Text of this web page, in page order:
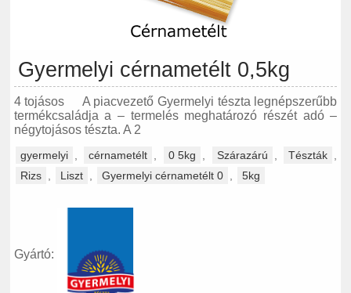
Gyermelyi cérnametélt 0,5kg
4 tojásos A piacvezető Gyermelyi tészta legnépszerűbb
termékcsaládja a – termelés meghatározó részét adó –
négytojásos tészta. A 2
gyermelyi cérnametélt 0 5kg Szárazárú Tészták
Rizs
Liszt Gyermelyi cérnametélt 0 5kg
Gyártó: